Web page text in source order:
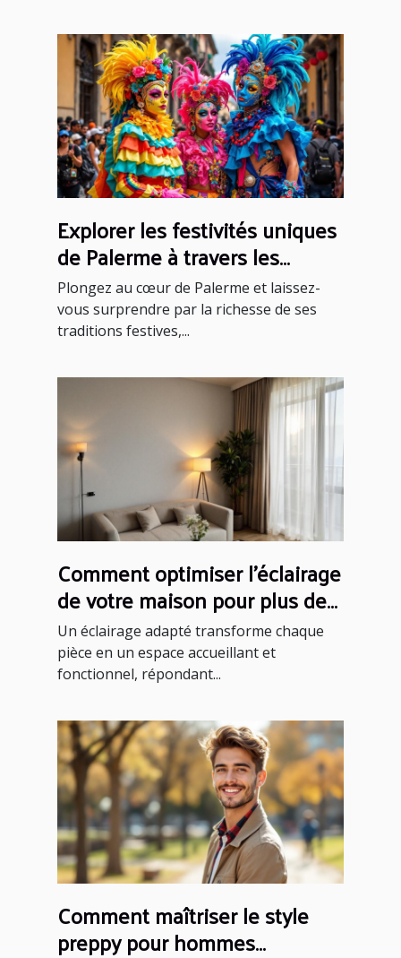
Explorer les festivités uniques
de Palerme à travers les
saisons
Plongez au cœur de Palerme et laissez-
vous surprendre par la richesse de ses
traditions festives,...
Comment optimiser l'éclairage
de votre maison pour plus de
confort ?
Un éclairage adapté transforme chaque
pièce en un espace accueillant et
fonctionnel, répondant...
Comment maîtriser le style
preppy pour hommes